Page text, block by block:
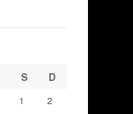
S D
1
2